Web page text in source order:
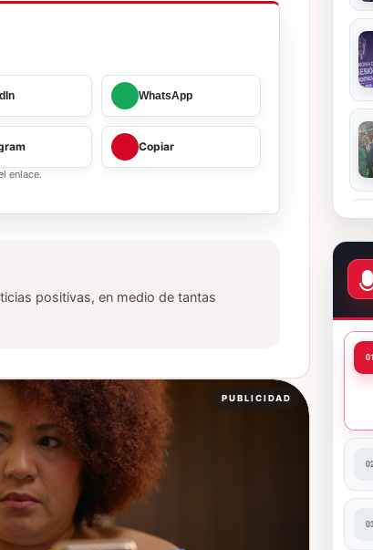
WhatsApp
Copiar
enlace.
positivas, en medio de tantas
PUBLICIDAD